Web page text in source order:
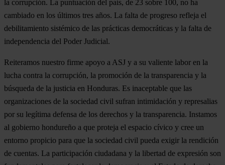
la corrupción. La puntuación del país, de 23 sobre 100, no ha
cambiado en los últimos tres años. La falta de progreso refleja el
debilitamiento sistémico de las prácticas democráticas y la falta de
independencia del Poder Judicial.
Reiteramos nuestro firme apoyo a ASJ y a su valiente labor en la
lucha contra la corrupción, la promoción de la transparencia y la
búsqueda de la justicia en Honduras. Es inaceptable que las
organizaciones de la sociedad civil sufran intimidación y represalias
por su legítima defensa de los derechos y la transparencia. Instamos
al gobierno hondureño a que proteja el espacio cívico y cree un
entorno propicio para que la sociedad civil pueda exigir la rendición
de cuentas. La participación ciudadana y la libertad de expresión son